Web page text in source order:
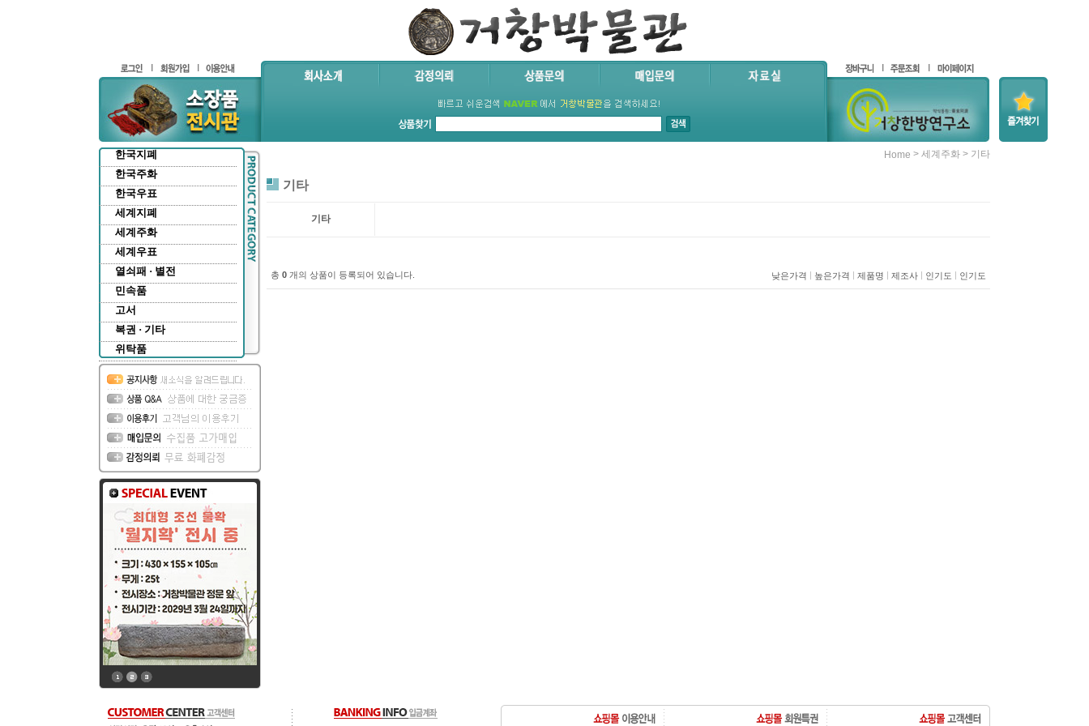
한국지폐
한국주화
한국우표
세계지폐
세계주화
세계우표
열쇠패 · 별전
민속품
고서
복권 · 기타
위탁품
Home > 세계주화 > 기타
기타
기타
총 0 개의 상품이 등록되어 있습니다. 낮은가격 | 높은가격 | 제품명 | 제조사 | 인기도 | 인기도